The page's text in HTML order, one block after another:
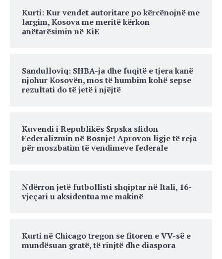
Kurti: Kur vendet autoritare po kërcënojnë me
largim, Kosova me meritë kërkon
anëtarësimin në KiE
Sandulloviq: SHBA-ja dhe fuqitë e tjera kanë
njohur Kosovën, mos të humbim kohë sepse
rezultati do të jetë i njëjtë
Kuvendi i Republikës Srpska sfidon
Federalizmin në Bosnje! Aprovon ligje të reja
për moszbatim të vendimeve federale
Ndërron jetë futbollisti shqiptar në Itali, 16-
vjeçari u aksidentua me makinë
Kurti në Chicago tregon se fitoren e VV-së e
mundësuan gratë, të rinjtë dhe diaspora